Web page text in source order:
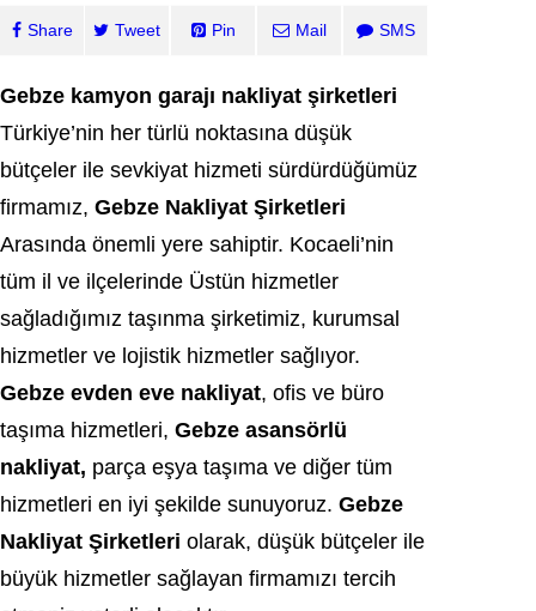
Share Tweet Pin Mail SMS
Gebze kamyon garajı nakliyat şirketleri
Türkiye’nin her türlü noktasına düşük
bütçeler ile sevkiyat hizmeti sürdürdüğümüz
firmamız, Gebze Nakliyat Şirketleri
Arasında önemli yere sahiptir. Kocaeli’nin
tüm il ve ilçelerinde Üstün hizmetler
sağladığımız taşınma şirketimiz, kurumsal
hizmetler ve lojistik hizmetler sağlıyor.
Gebze evden eve nakliyat, ofis ve büro
taşıma hizmetleri, Gebze asansörlü
nakliyat, parça eşya taşıma ve diğer tüm
hizmetleri en iyi şekilde sunuyoruz. Gebze
Nakliyat Şirketleri olarak, düşük bütçeler ile
büyük hizmetler sağlayan firmamızı tercih